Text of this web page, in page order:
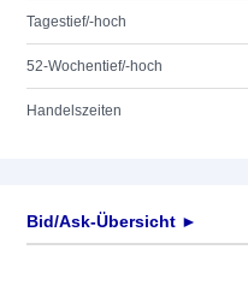
Tagestief/-hoch
52-Wochentief/-hoch
Handelszeiten
Bid/Ask-Übersicht ►